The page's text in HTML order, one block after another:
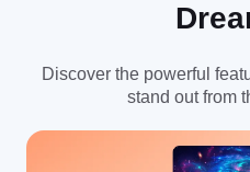
Discover the powerful
stand out from